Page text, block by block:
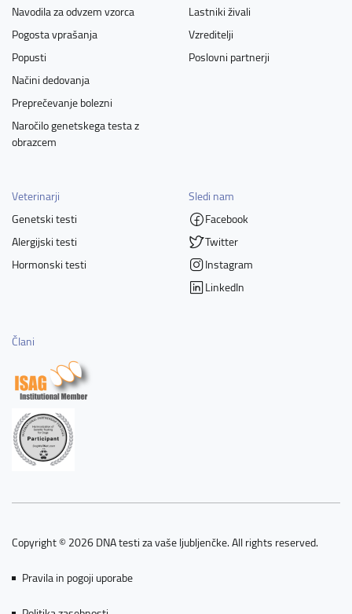
Navodila za odvzem vzorca
Pogosta vprašanja
Popusti
Načini dedovanja
Preprečevanje bolezni
Naročilo genetskega testa z
obrazcem
Lastniki živali
Vzreditelji
Poslovni partnerji
Veterinarji
Genetski testi
Alergijski testi
Hormonski testi
Sledi nam
Facebook
Twitter
Instagram
LinkedIn
Člani
Copyright © 2026 DNA testi za vaše ljubljenčke. All rights reserved.
Pravila in pogoji uporabe